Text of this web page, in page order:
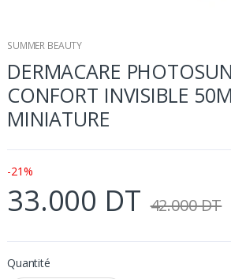
SUMMER BEAUTY
DERMACARE
CONFORT INVISIBLE
MINIATURE
-21%
33.000 DT 42.000 DT
Quantité